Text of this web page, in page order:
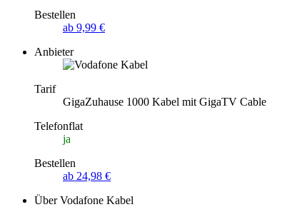
Bestellen
ab 9,99 €
Anbieter
Tarif
GigaZuhause 1000 Kabel mit GigaTV Cable
Telefonflat
ja
Bestellen
ab 24,98 €
Über Vodafone Kabel